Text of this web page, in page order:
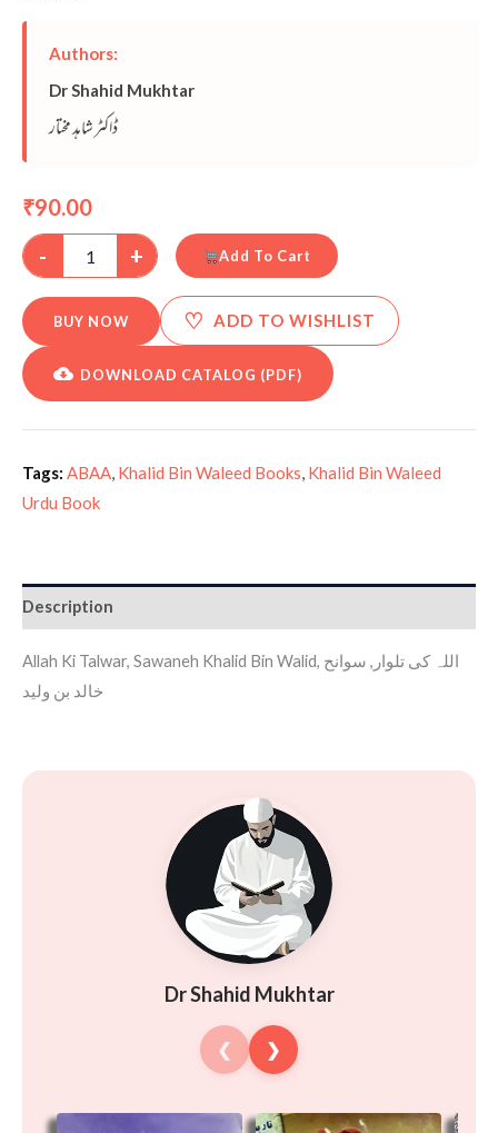
Authors:
Dr Shahid Mukhtar
ڈاکٹر شاہد مختار
₹90.00
-
+ Add To Cart
BUY NOW ♡ ADD TO WISHLIST
DOWNLOAD CATALOG (PDF)
Tags: ABAA, Khalid Bin Waleed Books, Khalid Bin Waleed
Urdu Book
Description
Allah Ki Talwar, Sawaneh Khalid Bin Walid, اللہ کی تلوار, سوانح
خالد بن ولید
Dr Shahid Mukhtar
❮ ❯